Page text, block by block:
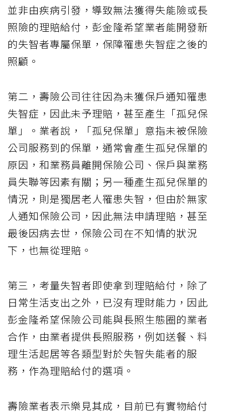
並非由疾病引發，導致無法獲得失能險或長
照險的理賠給付，彭金隆希望業者能開發新
的失智者專屬保單，保障罹患失智症之後的
照顧。
第二，壽險公司往往因為未獲保戶通知罹患
失智症，因此未予理賠，甚至產生「孤兒保
單」。業者說，「孤兒保單」意指未被保險
公司服務到的保單，通常會產生孤兒保單的
原因，和業務員離開保險公司、保戶與業務
員失聯等因素有關；另一種產生孤兒保單的
情況，則是獨居老人罹患失智，但由於無家
人通知保險公司，因此無法申請理賠，甚至
最後因病去世，保險公司在不知情的狀況
下，也無從理賠。
第三，考量失智者即使拿到理賠給付，除了
日常生活支出之外，已沒有理財能力，因此
彭金隆希望保險公司能與長照生態圈的業者
合作，由業者提供長照服務，例如送餐、料
理生活起居等各類型對於失智失能者的服
務，作為理賠給付的選項。
壽險業者表示樂見其成，目前已有實物給付